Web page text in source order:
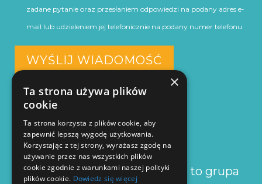
zadane pytanie oraz przesłaniem odpowiedzi na podany adres e-
mail lub udzieleniem jej telefonicznie na podany numer telefonu
O NAS
Agencja Kreatywna MultiCreo to grupa
×
Ta strona używa plików
cookie
Ta strona korzysta z plików cookie, aby
zapewnić lepszą wygodę użytkowania.
Korzystając z tej strony, wyrażasz zgodę na
używanie przez nas wszystkich plików
cookie zgodnie z warunkami naszej polityki
plików cookie. Dowiedz się więcej